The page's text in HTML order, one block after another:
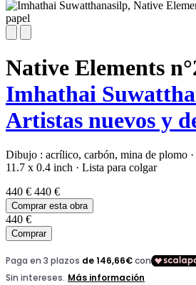
Native Elements
Imhathai
Artistas nuevos y
Dibujo : acrílico, carbón, mina de plomo ·
11.7 x 0.4 inch · Lista para colgar
440 € 440 €
Comprar esta obra
440 €
Comprar